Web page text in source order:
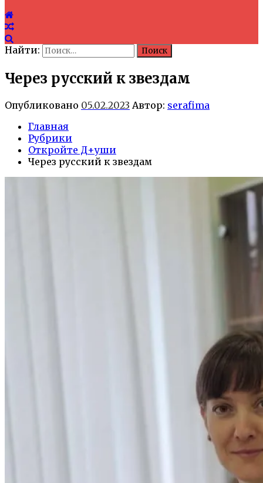
Найти:
Через русский к звездам
Опубликовано 05.02.2023 Автор: serafima
Главная
Рубрики
Откройте Д+уши
Через русский к звездам